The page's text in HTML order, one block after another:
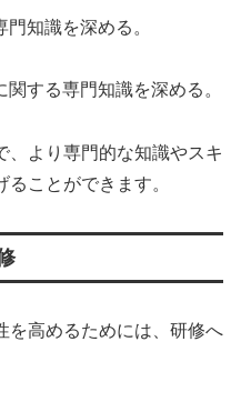
知識を深める。
関する専門知識を深める。
、より専門的な知識やスキ
ことができます。
を高めるためには、研修へ